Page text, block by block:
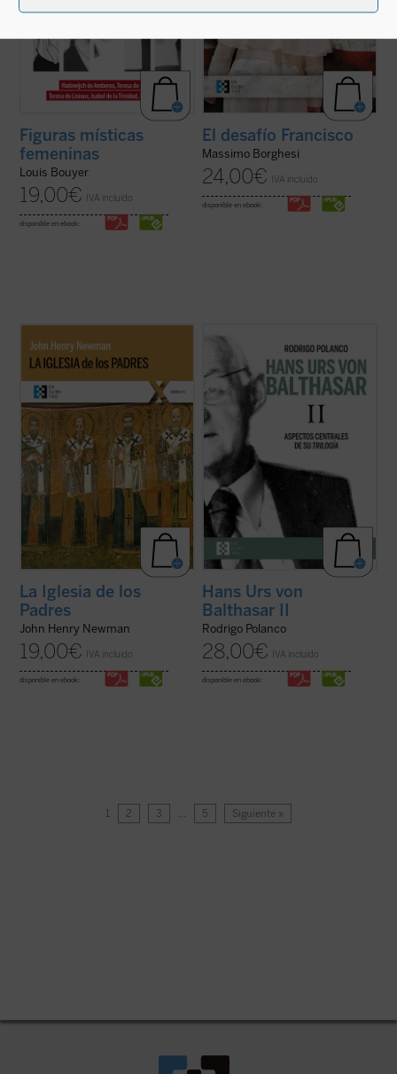
Figuras místicas
femeninas
Louis Bouyer
19,00€ IVA incluido
disponible en ebook:
El desafío Francisco
Massimo Borghesi
24,00€ IVA incluido
disponible en ebook:
escritos de san John Henry Newman
(1801-1890) sobre el cristianismo de los
Historical Sketches. Además de retornar al
cristianismo primitivo para ...
(ver ficha)
La Iglesia de los
Padres
John Henry Newman
19,00€ IVA incluido
disponible en ebook:
Este segundo volumen está dedicado a las
líneas centrales de la
Trilogía teológica, su
obra central, escrita entre 1961 y 1987.
Señalada por el propio von Balthasar como
«el plan fundamental, la preocupación de
una vida», este ...
(ver ficha)
Hans Urs von
Balthasar II
Rodrigo Polanco
28,00€ IVA incluido
disponible en ebook:
1 2 3 … 5 Siguiente »